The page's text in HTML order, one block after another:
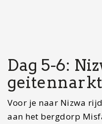
Fort, bewonder het
ontdek de rijke
vrijdagochtend?
geitenmarkt. Dit is
afloop een pauze in